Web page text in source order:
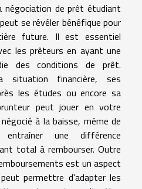
négociation de prêt étudiant
se révéler bénéfique pour
future. Il est essentiel
les prêteurs en ayant une
des conditions de prêt.
financière, ses
les études ou encore sa
peut jouer en votre
à la baisse, même de
une différence
total à rembourser. Outre
est un aspect
permettre d'adapter les